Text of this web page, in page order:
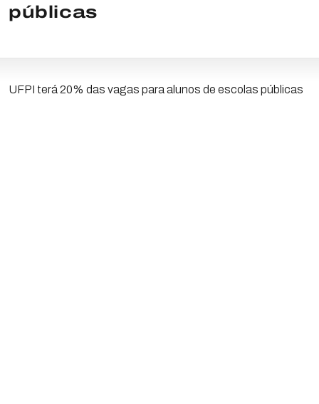
públicas
UFPI terá 20% das vagas para alunos de escolas públicas